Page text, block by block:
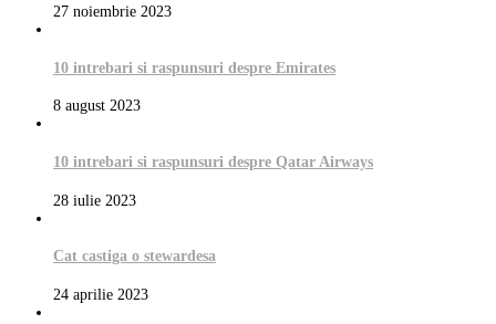
27 noiembrie 2023
10 intrebari si raspunsuri despre Emirates
8 august 2023
10 intrebari si raspunsuri despre Qatar Airways
28 iulie 2023
Cat castiga o stewardesa
24 aprilie 2023